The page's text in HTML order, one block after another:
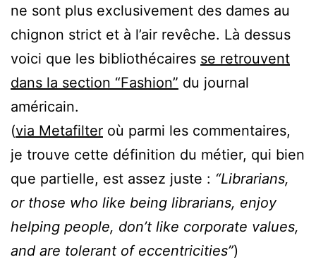
ne sont plus exclusivement des dames au
chignon strict et à l’air revêche. Là dessus
voici que les bibliothécaires se retrouvent
dans la section “Fashion” du journal
américain.
(via Metafilter où parmi les commentaires,
je trouve cette définition du métier, qui bien
que partielle, est assez juste : “Librarians,
or those who like being librarians, enjoy
helping people, don’t like corporate values,
and are tolerant of eccentricities”)